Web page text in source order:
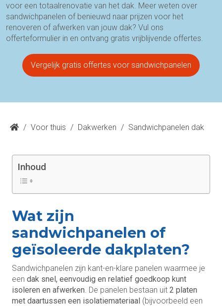
voor een totaalrenovatie van het dak. Meer weten over
sandwichpanelen of benieuwd naar prijzen voor het
renoveren of afwerken van jouw dak? Vul ons
offerteformulier in en ontvang gratis vrijblijvende offertes.
Vergelijk gratis offertes voor sandwichpanelen
/ Voor thuis / Dakwerken / Sandwichpanelen dak
Inhoud
Wat zijn
sandwichpanelen of
geïsoleerde dakplaten?
Sandwichpanelen zijn kant-en-klare panelen waarmee je
een dak snel, eenvoudig en relatief goedkoop kunt
isoleren en afwerken . De panelen bestaan uit 2 platen
met daartussen een isolatiemateriaal (bijvoorbeeld een